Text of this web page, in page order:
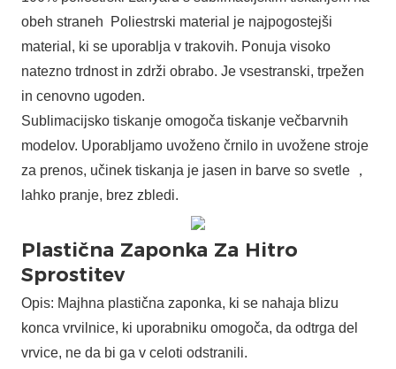
obeh straneh Poliestrski material je najpogostejši
material, ki se uporablja v trakovih. Ponuja visoko
natezno trdnost in zdrži obrabo. Je vsestranski, trpežen
in cenovno ugoden.
Sublimacijsko tiskanje omogoča tiskanje večbarvnih
modelov. Uporabljamo uvoženo črnilo in uvožene stroje
za prenos, učinek tiskanja je jasen in barve so svetle ，
lahko pranje, brez zbledi.
Plastična Zaponka Za Hitro
Sprostitev
Opis: Majhna plastična zaponka, ki se nahaja blizu
konca vrvilnice, ki uporabniku omogoča, da odtrga del
vrvice, ne da bi ga v celoti odstranili.